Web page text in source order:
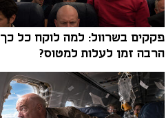
פקקים בשרוול: למה לוקח כל כך
הרבה זמן לעלות למטוס?